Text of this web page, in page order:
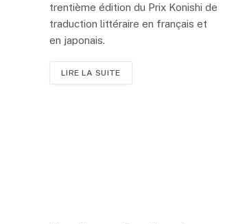
trentième édition du Prix Konishi de
traduction littéraire en français et
en japonais.
LIRE LA SUITE